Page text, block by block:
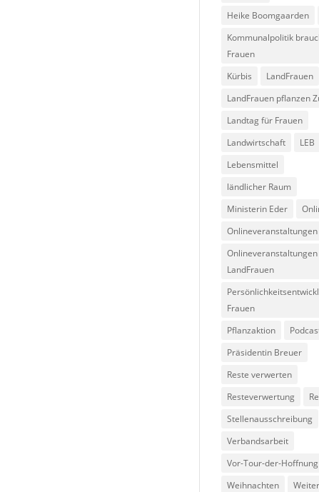
Heike Boomgaarden
Kommunalpolitik
Frauen
Kürbis
LandFrauen
LandFrauen pflanzen
Landtag für Frauen
Landwirtschaft
LEB
Lebensmittel
ländlicher Raum
Ministerin Eder
Onlineveranstaltungen
Onlineveranstaltungen
LandFrauen
Frauen
Pflanzaktion
Präsidentin Breuer
Reste verwerten
Resteverwertung
Stellenausschreibung
Verbandsarbeit
Vor-Tour-der-Hoffnung
Weihnachten